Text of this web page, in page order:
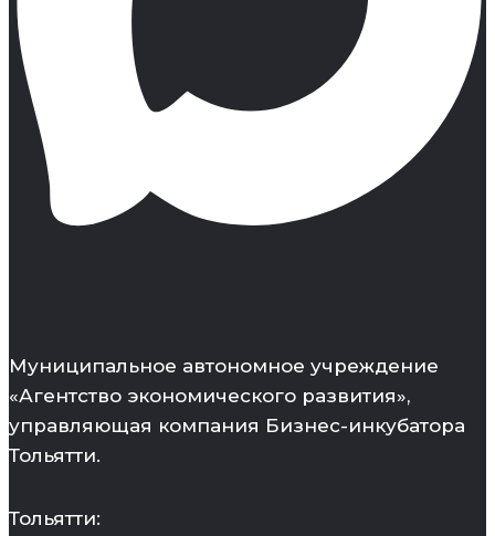
Муниципальное автономное учреждение
«Агентство экономического развития»,
управляющая компания Бизнес-инкубатора
Тольятти.
Тольятти: